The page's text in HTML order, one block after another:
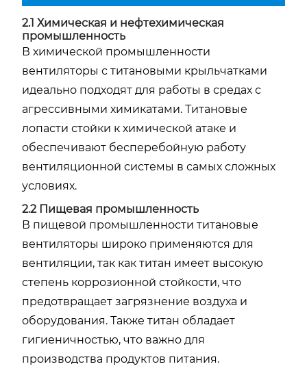
2.1 Химическая и нефтехимическая
промышленность
В химической промышленности
вентиляторы с титановыми крыльчатками
идеально подходят для работы в средах с
агрессивными химикатами. Титановые
лопасти стойки к химической атаке и
обеспечивают бесперебойную работу
вентиляционной системы в самых сложных
условиях.
2.2 Пищевая промышленность
В пищевой промышленности титановые
вентиляторы широко применяются для
вентиляции, так как титан имеет высокую
степень коррозионной стойкости, что
предотвращает загрязнение воздуха и
оборудования. Также титан обладает
гигиеничностью, что важно для
производства продуктов питания.